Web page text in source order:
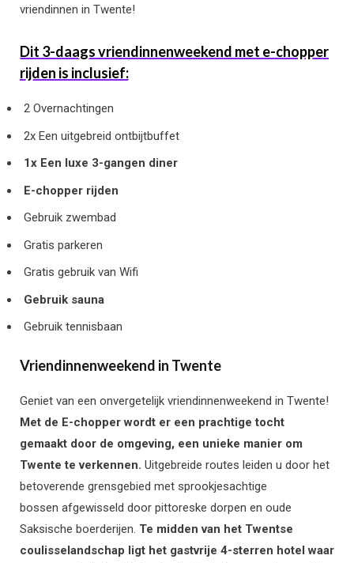
vriendinnen in Twente!
Dit 3-daags vriendinnenweekend met e-chopper
rijden is inclusief:
2 Overnachtingen
2x Een uitgebreid ontbijtbuffet
1x Een luxe 3-gangen diner
E-chopper rijden
Gebruik zwembad
Gratis parkeren
Gratis gebruik van Wifi
Gebruik sauna
Gebruik tennisbaan
Vriendinnenweekend in Twente
Geniet van een onvergetelijk vriendinnenweekend in Twente!
Met de E-chopper wordt er een prachtige tocht
gemaakt door de omgeving, een unieke manier om
Twente te verkennen. Uitgebreide routes leiden u door het
betoverende grensgebied met sprookjesachtige
bossen afgewisseld door pittoreske dorpen en oude
Saksische boerderijen. Te midden van het Twentse
coulisselandschap ligt het gastvrije 4-sterren hotel waar